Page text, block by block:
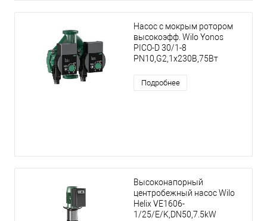
Насос с мокрым ротором
высокоэфф. Wilo Yonos
PICO-D 30/1-8
PN10,G2,1x230В,75Вт
Подробнее
Высоконапорный
центробежный насос Wilo
Helix VE1606-
1/25/E/K,DN50,7.5kW